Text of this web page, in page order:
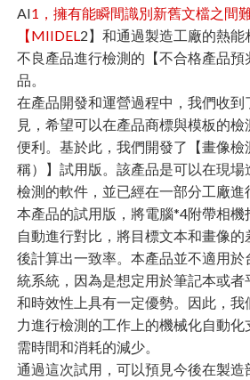
AI1，擁有能瞬間識別新舊文檔之間
【MIIDEL2】和通過製造工廠的熱能
不良產品進行檢測的【不合格產品
品。
在產品開發和運營過程中，我們收
見，希望可以在產品商標與模板的
便利。基於此，我們開發了【畫像檢
稱）】試用版。該產品是可以在現場
檢測的軟件，並已經在一部分工廠進
本產品的試用版，將電腦*4附帶相機
自動進行對比，將目標文本和畫像
後計算出一致率。本產品並不適用
統系統，因為是想定用於筆記本或者
和時效性上具有一定優勢。因此，我
力進行檢測的工作上的機械化自動
需時間和消耗的減少。
通過這次試用，可以預見今後在製造